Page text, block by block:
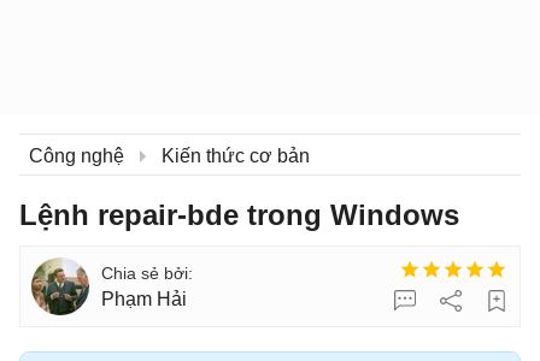
Công nghệ Kiến thức cơ bản
Lệnh repair-bde trong Windows
Phạm Hải